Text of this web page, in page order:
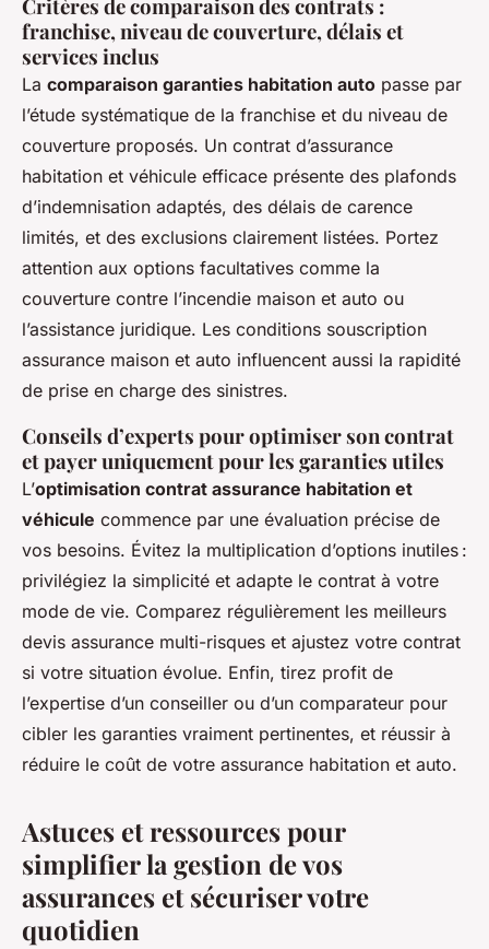
Critères de comparaison des contrats :
franchise, niveau de couverture, délais et
services inclus
La comparaison garanties habitation auto passe par
l’étude systématique de la franchise et du niveau de
couverture proposés. Un contrat d’assurance
habitation et véhicule efficace présente des plafonds
d’indemnisation adaptés, des délais de carence
limités, et des exclusions clairement listées. Portez
attention aux options facultatives comme la
couverture contre l’incendie maison et auto ou
l’assistance juridique. Les conditions souscription
assurance maison et auto influencent aussi la rapidité
de prise en charge des sinistres.
Conseils d’experts pour optimiser son contrat
et payer uniquement pour les garanties utiles
L’optimisation contrat assurance habitation et
véhicule commence par une évaluation précise de
vos besoins. Évitez la multiplication d’options inutiles :
privilégiez la simplicité et adapte le contrat à votre
mode de vie. Comparez régulièrement les meilleurs
devis assurance multi-risques et ajustez votre contrat
si votre situation évolue. Enfin, tirez profit de
l’expertise d’un conseiller ou d’un comparateur pour
cibler les garanties vraiment pertinentes, et réussir à
réduire le coût de votre assurance habitation et auto.
Astuces et ressources pour
simplifier la gestion de vos
assurances et sécuriser votre
quotidien